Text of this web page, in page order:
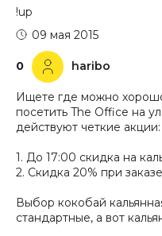
!up
0 haribo
09 мая 2015
Ищете где можно
посетить The Office на
действуют четкие акции:
1. До 17:00 скидка на
2. Скидка 20% при
Выбор кокобай
стандартные, а вот